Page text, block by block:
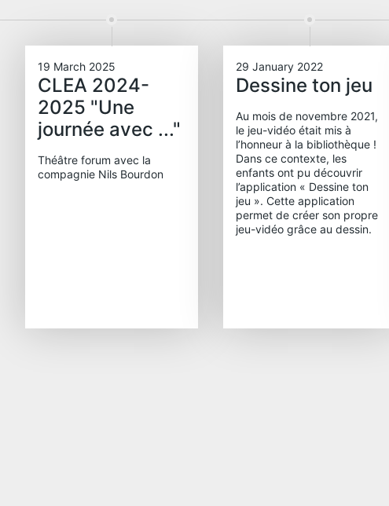
19 March 2025
CLEA 2024-
2025 "Une
journée avec ..."
Théâtre forum avec la
compagnie Nils Bourdon
29 January 2022
Dessine ton jeu
Au mois de novembre 2021,
le jeu-vidéo était mis à
l’honneur à la bibliothèque !
Dans ce contexte, les
enfants ont pu découvrir
l’application « Dessine ton
jeu ». Cette application
permet de créer son propre
jeu-vidéo grâce au dessin.